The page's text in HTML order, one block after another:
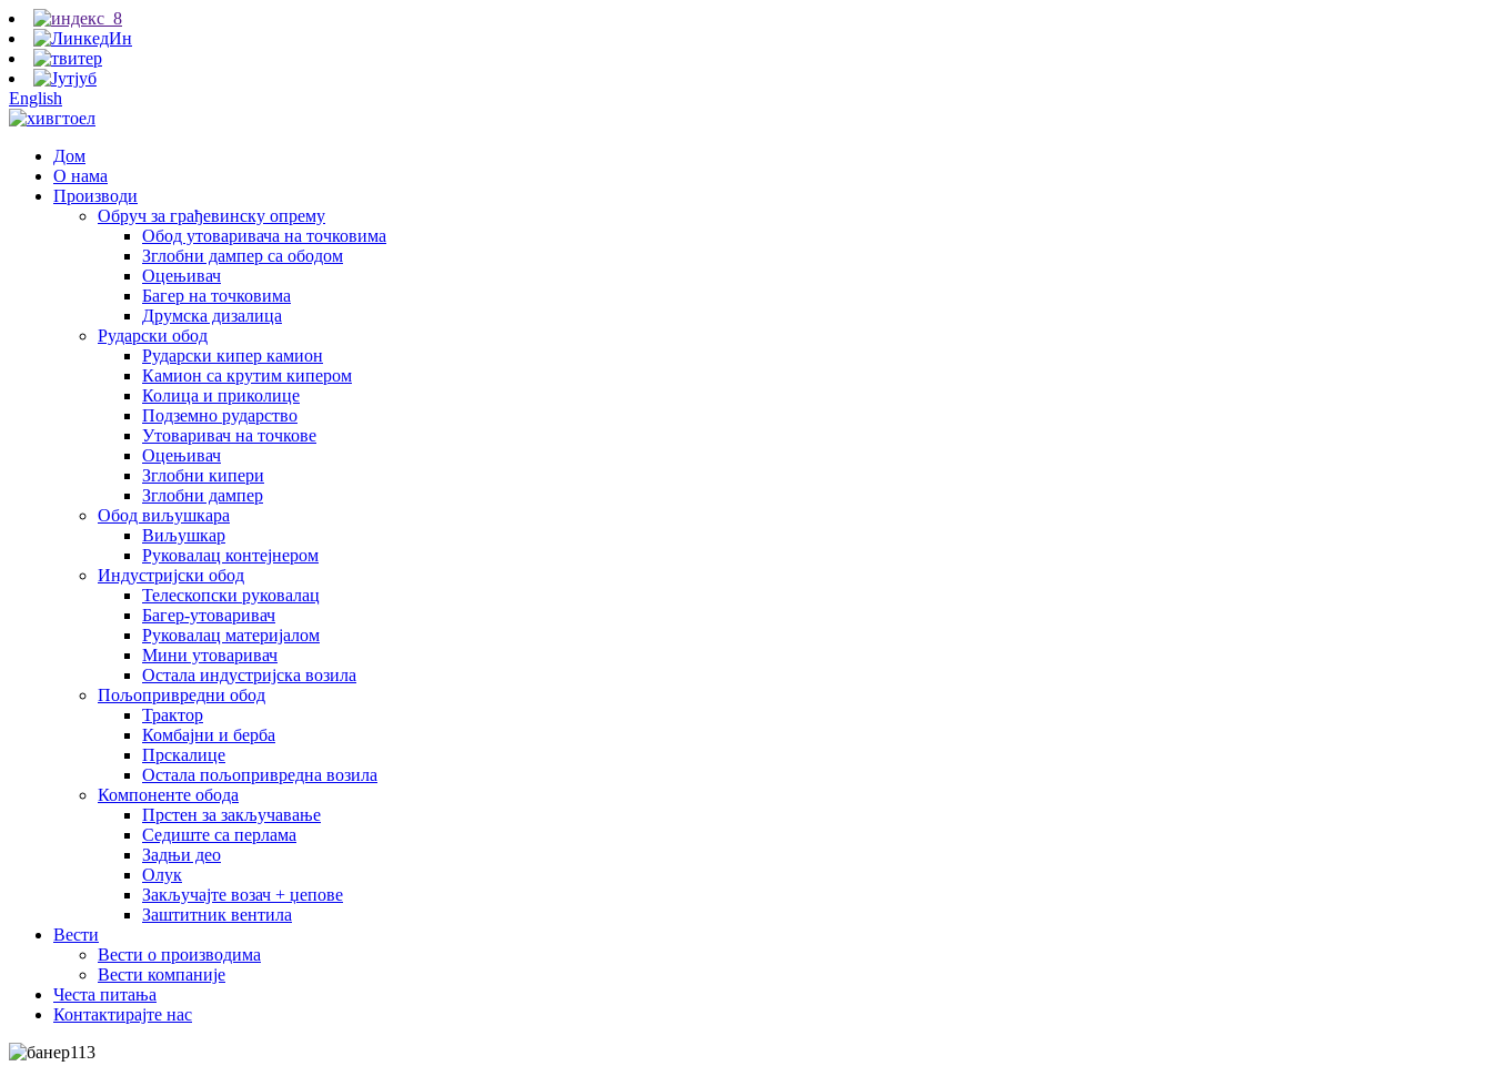
English
Дом
О нама
Производи
Обруч за грађевинску опрему
Обод утоваривача на точковима
Зглобни дампер са ободом
Оцењивач
Багер на точковима
Друмска дизалица
Рударски обод
Рударски кипер камион
Камион са крутим кипером
Колица и приколице
Подземно рударство
Утоваривач на точкове
Оцењивач
Зглобни кипери
Зглобни дампер
Обод виљушкара
Виљушкар
Руковалац контејнером
Индустријски обод
Телескопски руковалац
Багер-утоваривач
Руковалац материјалом
Мини утоваривач
Остала индустријска возила
Пољопривредни обод
Трактор
Комбајни и берба
Прскалице
Остала пољопривредна возила
Компоненте обода
Прстен за закључавање
Седиште са перлама
Задњи део
Олук
Закључајте возач + џепове
Заштитник вентила
Вести
Вести о производима
Вести компаније
Честа питања
Контактирајте нас